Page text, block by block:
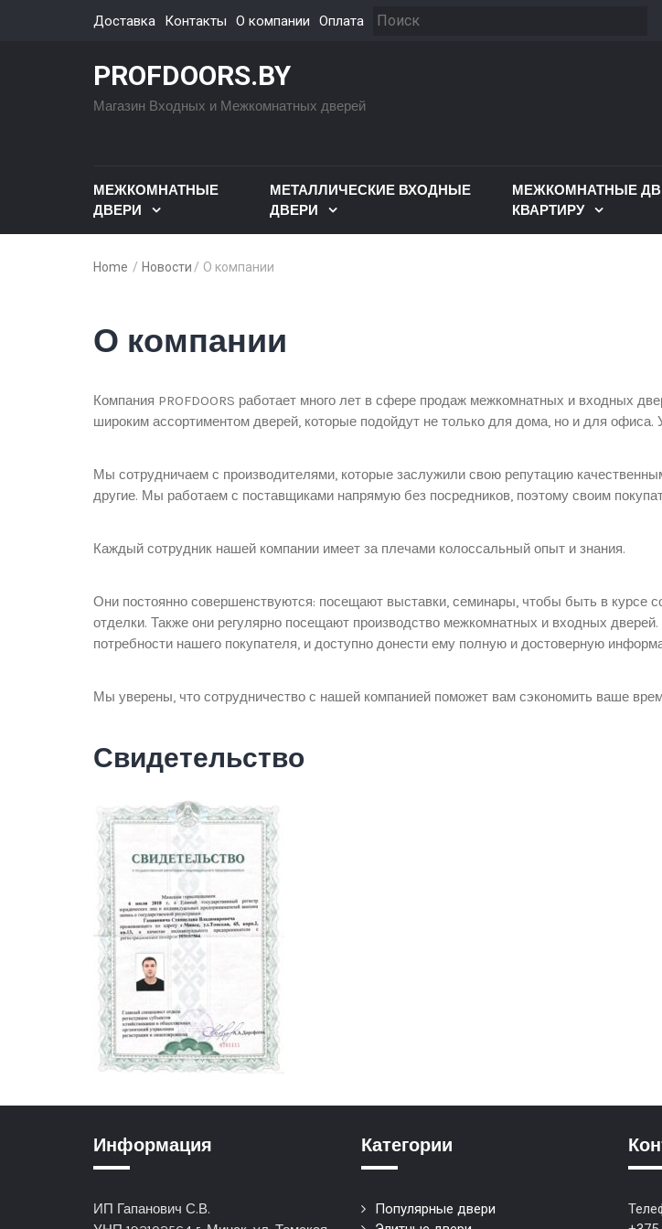
Доставка Контакты О компании Оплата
PROFDOORS.BY
Магазин Входных и Межкомнатных дверей
МЕЖКОМНАТНЫЕ
ДВЕРИ
МЕТАЛЛИЧЕСКИЕ ВХОДНЫЕ
ДВЕРИ
МЕЖКОМНАТНЫЕ
КВАРТИРУ
Home / Новости / О компании
О компании
Компания PROFDOORS работает много лет в сфере продаж межкомнатных и входных
широким ассортиментом дверей, которые подойдут не только для дома, но и для
Мы сотрудничаем с производителями, которые заслужили свою репутацию
другие. Мы работаем с поставщиками напрямую без посредников, поэтому своим
Каждый сотрудник нашей компании имеет за плечами колоссальный опыт и знания.
Они постоянно совершенствуются: посещают выставки, семинары, чтобы быть в курсе
отделки. Также они регулярно посещают производство межкомнатных и входных
потребности нашего покупателя, и доступно донести ему полную и достоверную
Мы уверены, что сотрудничество с нашей компанией поможет вам сэкономить ваше
Свидетельство
Информация
ИП Гапанович С.В.
Категории
Популярные двери